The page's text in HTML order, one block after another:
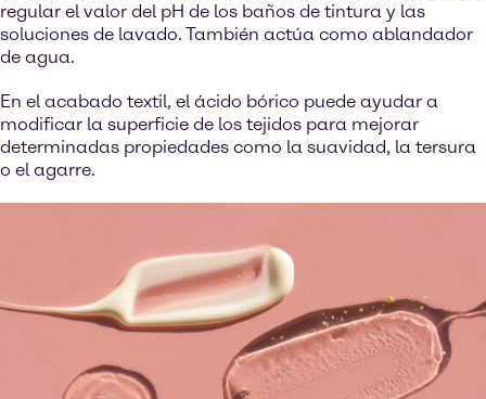
regular el valor del pH de los baños de tintura y las
soluciones de lavado. También actúa como ablandador
de agua.
En el acabado textil, el ácido bórico puede ayudar a
modificar la superficie de los tejidos para mejorar
determinadas propiedades como la suavidad, la tersura
o el agarre.